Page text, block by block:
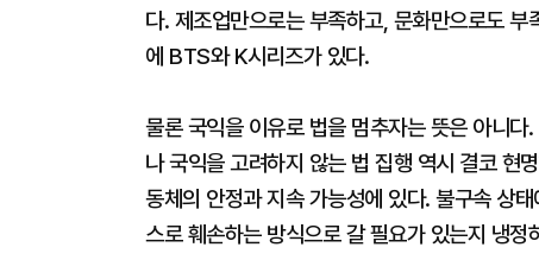
다. 제조업만으로는 부족하고, 문화만으로도
에 BTS와 K시리즈가 있다.
물론 국익을 이유로 법을 멈추자는 뜻은 아니
나 국익을 고려하지 않는 법 집행 역시 결코 현
동체의 안정과 지속 가능성에 있다. 불구속 상
스로 훼손하는 방식으로 갈 필요가 있는지 냉정